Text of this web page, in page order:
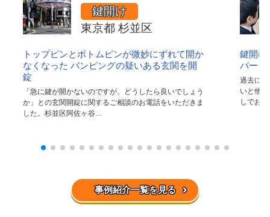
鍵開け
東京都 杉並区
トップピンとボトムピンが微妙にずれて開か
なくなった バンピングの疑いある玄関を開
錠
「急に鍵が開かないのですが、どうしたら良いでしょう
か」との玄関開錠に関するご相談のお電話をいただきま
した。杉並区阿佐ヶ谷…
鍵開
パート
過去に
いと他
しでお
事例紹介一覧を見る